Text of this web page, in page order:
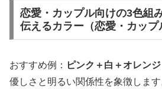
恋愛・カップル向けの3色組
伝えるカラー（恋愛・カップ
おすすめ例： ピンク＋白＋オレンジ
優しさと明るい関係性を象徴します